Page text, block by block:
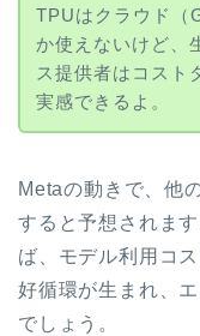
TPUはクラウド（
か使えないけど、
ス提供者はコスト
実感できるよ。
Metaの動きで、他
すると予想されま
ば、モデル利用コ
好循環が生まれ、
でしょう。